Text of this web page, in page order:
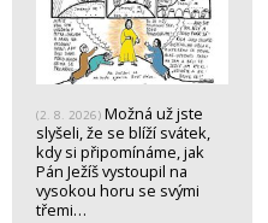
(2. 8. 2026) Možná už jste
slyšeli, že se blíží svátek,
kdy si připomínáme, jak
Pán Ježíš vystoupil na
vysokou horu se svými
třemi…